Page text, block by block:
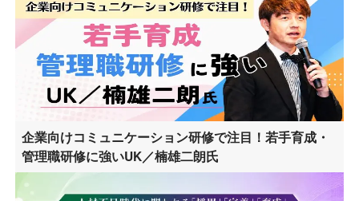
企業向けコミュニケーション研修で注目！若手育成・
管理職研修に強いUK／楠雄二朗氏